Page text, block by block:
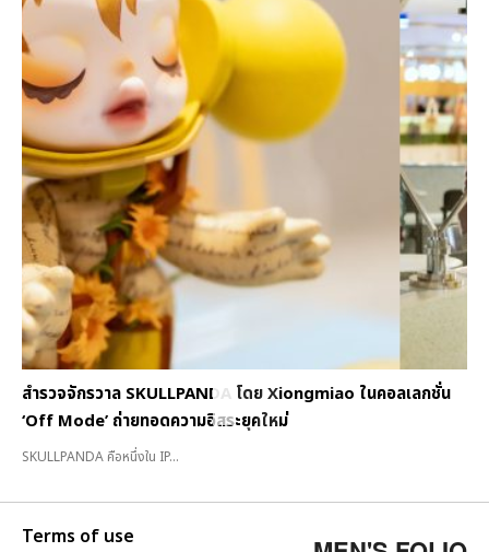
สำรวจจักรวาล SKULLPANDA โดย Xiongmiao ในคอลเลกชั่น
‘Off Mode’ ถ่ายทอดความอิสระยุคใหม่
SKULLPANDA คือหนึ่งใน IP...
Terms of use